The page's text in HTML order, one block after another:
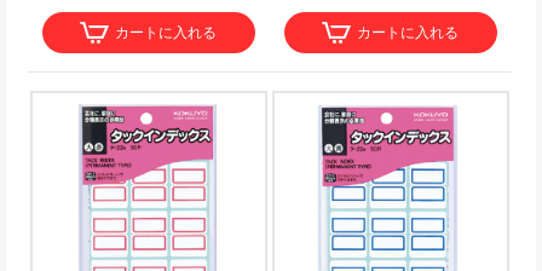
カートに入れる カートに入れる